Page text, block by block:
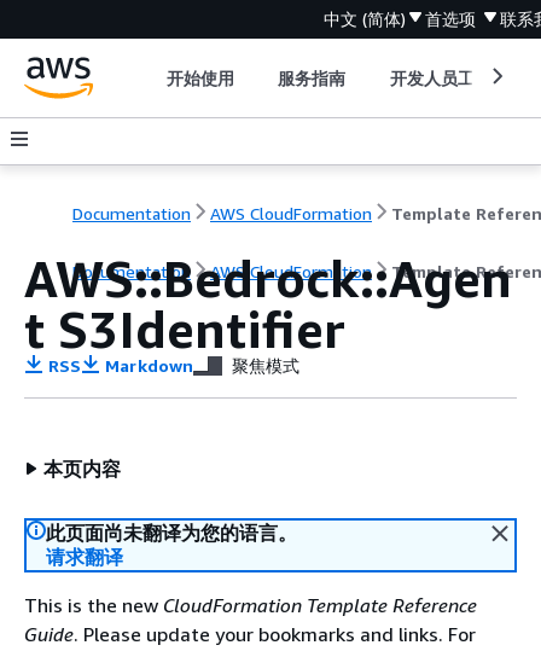
中文 (简体) 首选项 联系
开始使用 服务指南 开发人员工具
Documentation AWS CloudFormation Template
Documentation AWS CloudFormation Template
AWS::Bedrock::Agen
t S3Identifier
RSS Markdown 聚焦模式
本页内容
此页面尚未翻译为您的语言。
请求翻译
This is the new CloudFormation Template Reference
Guide. Please update your bookmarks and links. For